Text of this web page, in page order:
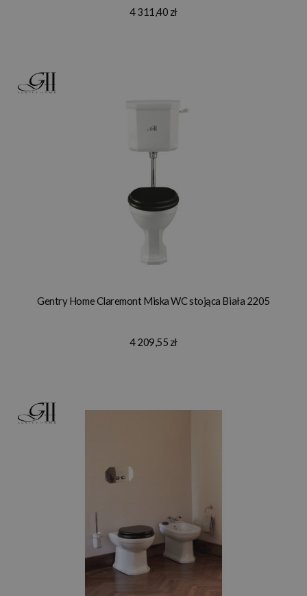
4 311,40 zł
Gentry Home Claremont Miska WC stojąca Biała 2205
4 209,55 zł